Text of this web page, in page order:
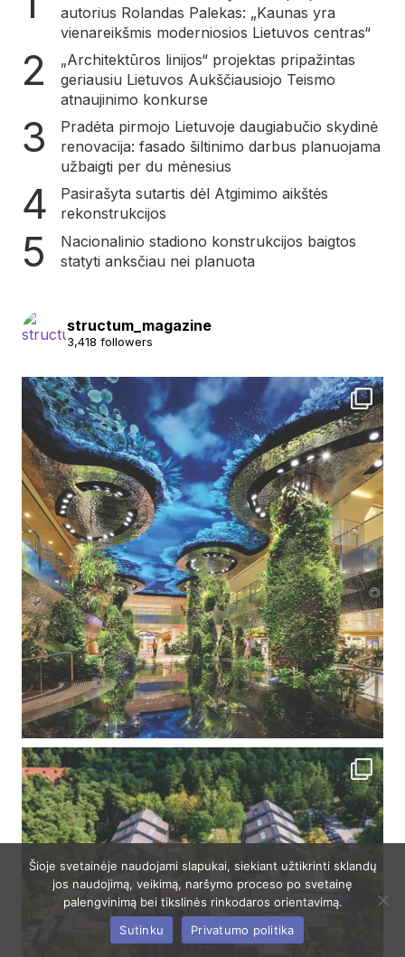
autorius Rolandas Palekas: „Kaunas yra
vienareikšmis moderniosios Lietuvos centras“
„Architektūros linijos“ projektas pripažintas
geriausiu Lietuvos Aukščiausiojo Teismo
atnaujinimo konkurse
Pradėta pirmojo Lietuvoje daugiabučio skydinė
renovacija: fasado šiltinimo darbus planuojama
užbaigti per du mėnesius
Pasirašyta sutartis dėl Atgimimo aikštės
rekonstrukcijos
Nacionalinio stadiono konstrukcijos baigtos
statyti anksčiau nei planuota
structum_magazine
3,418 followers
Šioje svetainėje naudojami slapukai, siekiant užtikrinti sklandų
jos naudojimą, veikimą, naršymo proceso po svetainę
palengvinimą bei tikslinės rinkodaros orientavimą.
Sutinku
Privatumo politika